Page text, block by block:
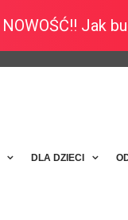
NOWOŚĆ!! Jak
DLA DZIECI